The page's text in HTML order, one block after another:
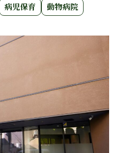
病児保育 動物病院